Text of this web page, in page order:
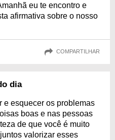
eu te encontro e
afirmativa sobre o nosso
COMPARTILHAR
dia
e esquecer os problemas
boas e nas pessoas
de que você é muito
valorizar esses